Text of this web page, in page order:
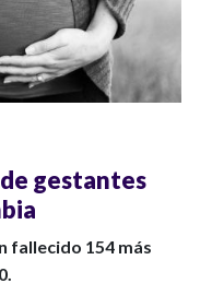
gestantes
fallecido 154 más